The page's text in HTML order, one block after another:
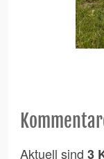
Aktuell sind 3